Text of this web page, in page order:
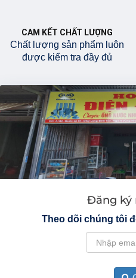
CAM KẾT CHẤT LƯỢNG
Chất lượng sản phẩm luôn
được kiểm tra đầy đủ
Đăng ký
Theo dõi chúng tôi